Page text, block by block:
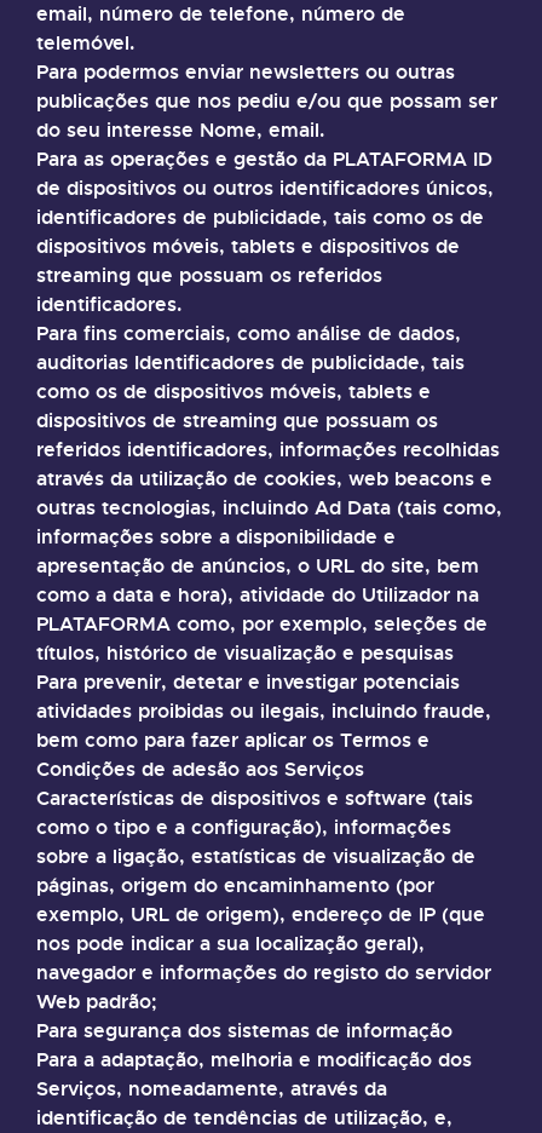
email, número de telefone, número de
telemóvel.
Para podermos enviar newsletters ou outras
publicações que nos pediu e/ou que possam ser
do seu interesse Nome, email.
Para as operações e gestão da PLATAFORMA ID
de dispositivos ou outros identificadores únicos,
identificadores de publicidade, tais como os de
dispositivos móveis, tablets e dispositivos de
streaming que possuam os referidos
identificadores.
Para fins comerciais, como análise de dados,
auditorias Identificadores de publicidade, tais
como os de dispositivos móveis, tablets e
dispositivos de streaming que possuam os
referidos identificadores, informações recolhidas
através da utilização de cookies, web beacons e
outras tecnologias, incluindo Ad Data (tais como,
informações sobre a disponibilidade e
apresentação de anúncios, o URL do site, bem
como a data e hora), atividade do Utilizador na
PLATAFORMA como, por exemplo, seleções de
títulos, histórico de visualização e pesquisas
Para prevenir, detetar e investigar potenciais
atividades proibidas ou ilegais, incluindo fraude,
bem como para fazer aplicar os Termos e
Condições de adesão aos Serviços
Características de dispositivos e software (tais
como o tipo e a configuração), informações
sobre a ligação, estatísticas de visualização de
páginas, origem do encaminhamento (por
exemplo, URL de origem), endereço de IP (que
nos pode indicar a sua localização geral),
navegador e informações do registo do servidor
Web padrão;
Para segurança dos sistemas de informação
Para a adaptação, melhoria e modificação dos
Serviços, nomeadamente, através da
identificação de tendências de utilização, e,